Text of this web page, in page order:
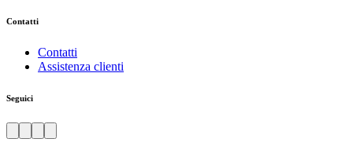
Contatti
Contatti
Assistenza clienti
Seguici